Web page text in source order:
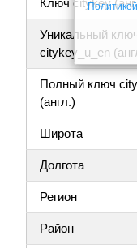
Ключ citykey
Уникальный
citykey_u_en
Полный ключ
(англ.)
Широта
Долгота
Регион
Район